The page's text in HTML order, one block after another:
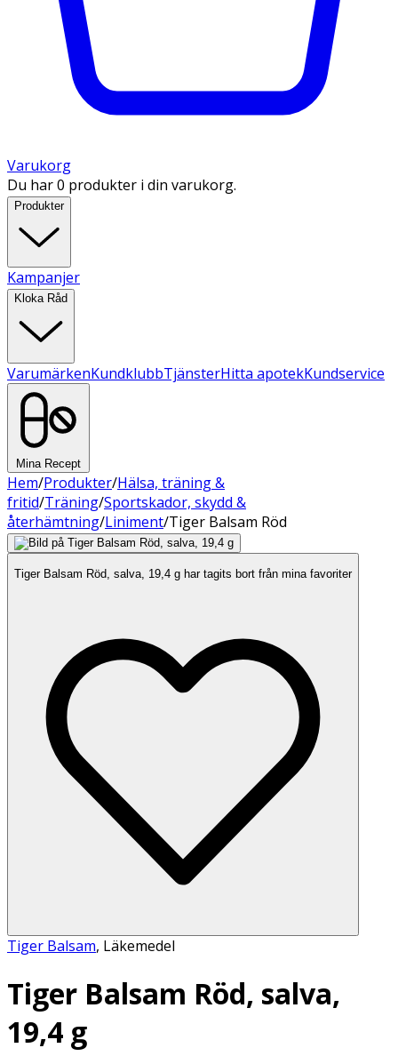
Varukorg
Du har 0 produkter i din varukorg.
Produkter
Kampanjer
Kloka Råd
VarumärkenKundklubbTjänsterHitta apotekKundservice
Mina Recept
Hem/Produkter/Hälsa, träning &
fritid/Träning/Sportskador, skydd &
återhämtning/Liniment/Tiger Balsam Röd
Tiger Balsam Röd, salva, 19,4 g har tagits bort från mina favoriter
Tiger Balsam, Läkemedel
Tiger Balsam Röd, salva,
19,4 g